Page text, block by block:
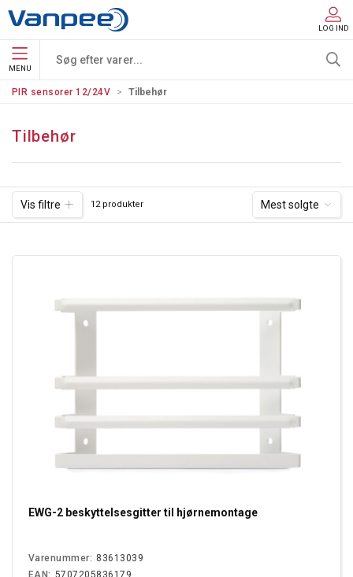
LOG IND
MENU
PIR sensorer 12/24V Tilbehør
Tilbehør
Vis filtre 12 produkter Mest solgte
EWG-2 beskyttelsesgitter til hjørnemontage
Varenummer: 83613039
EAN: 5707205836179